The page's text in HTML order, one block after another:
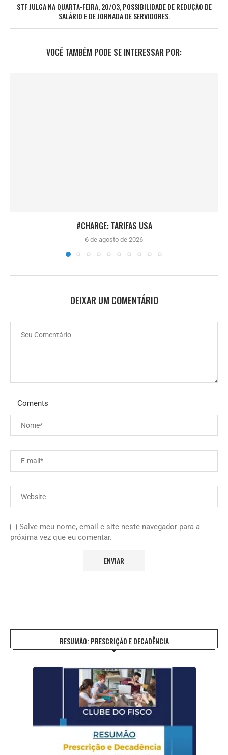
STF JULGA NA QUARTA-FEIRA, 20/03, POSSIBILIDADE DE REDUÇÃO DE
SALÁRIO E DE JORNADA DE SERVIDORES.
VOCÊ TAMBÉM PODE SE INTERESSAR POR:
#CHARGE: TARIFAS USA
6 de agosto de 2026
DEIXAR UM COMENTÁRIO
Coments
Salve meu nome, email e site neste navegador para a
próxima vez que eu comentar.
RESUMÃO: PRESCRIÇÃO E DECADÊNCIA